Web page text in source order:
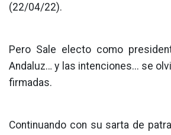
(22/04/22).
Pero Sale electo como
Andaluz… y las intenciones... se
firmadas.
Continuando con su sarta de